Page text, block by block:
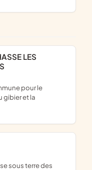
gibier et la